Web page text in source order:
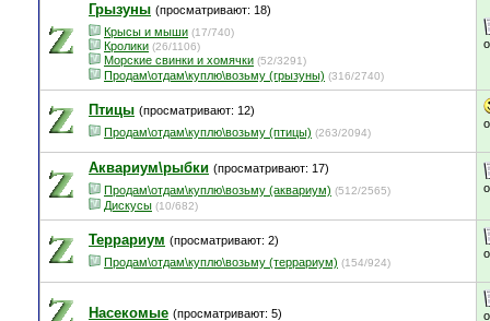
Грызуны (просматривают: 18)
Крысы и мыши (17/740)
Кролики (26/1106)
Морские свинки и хомячки (52/3291)
Продам\отдам\куплю\возьму (грызуны) (316/2740)
Птицы (просматривают: 12)
Продам\отдам\куплю\возьму (птицы) (263/2094)
Аквариум\рыбки (просматривают: 17)
Продам\отдам\куплю\возьму (аквариум) (512/2565)
Дискусы (10/682)
Террариум (просматривают: 2)
Продам\отдам\куплю\возьму (террариум) (154/924)
Насекомые (просматривают: 5)